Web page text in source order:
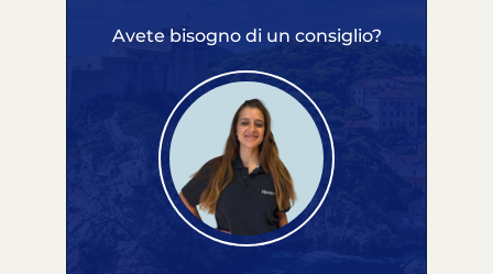
Avete bisogno di un consiglio?